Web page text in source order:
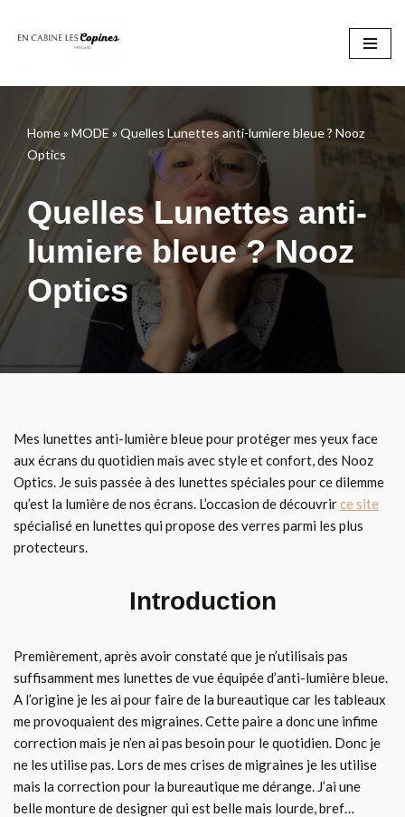
Home» MODE » Quelles Lunettes anti-lumiere bleue ? Nooz
Optics
Quelles Lunettes anti-
lumiere bleue ? Nooz
Optics
Mes lunettes anti-lumière bleue pour protéger mes yeux face
aux écrans du quotidien mais avec style et confort, des Nooz
Optics. Je suis passée à des lunettes spéciales pour ce dilemme
qu’est la lumière de nos écrans. L’occasion de découvrirce site
spécialisé en lunettes qui propose des verres parmi les plus
protecteurs.
Introduction
Premièrement, après avoir constaté que je n’utilisais pas
suffisamment mes lunettes de vue équipée d’anti-lumière bleue.
A l’origine je les ai pour faire de la bureautique car les tableaux
me provoquaient des migraines. Cette paire a donc une infime
correction mais je n’en ai pas besoin pour le quotidien. Donc je
ne les utilise pas. Lors de mes crises de migraines je les utilise
mais la correction pour la bureautique me dérange. J’ai une
belle monture de designer qui est belle mais lourde, bref…